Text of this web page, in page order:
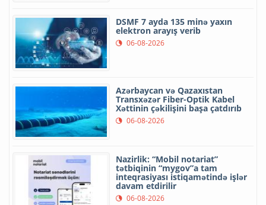
DSMF 7 ayda 135 minə yaxın
elektron arayış verib
06-08-2026
Azərbaycan və Qazaxıstan
Transxəzər Fiber-Optik Kabel
Xəttinin çəkilişini başa çatdırıb
06-08-2026
Nazirlik: “Mobil notariat”
tətbiqinin “mygov”a tam
inteqrasiyası istiqamətində işlər
davam etdirilir
06-08-2026